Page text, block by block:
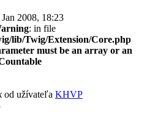
2008, 18:23
: in file
lib/Twig/Extension/Core.php
must be an array or an
od užívateľa KHVP